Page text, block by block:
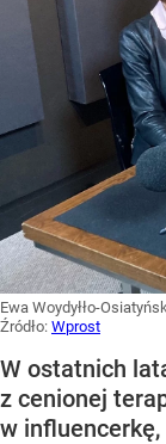
Ewa Woydyłło-
Źródło: Wprost
W ostatnich
z cenionej
w influencerkę,